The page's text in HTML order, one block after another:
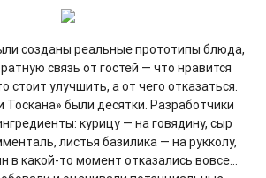
созданы реальные прототипы блюда,
связь от гостей — что нравится
стоит улучшить, а от чего отказаться.
Тоскана» были десятки. Разработчики
курицу — на говядину, сыр
листья базилика — на рукколу,
в какой-то момент отказались вовсе...